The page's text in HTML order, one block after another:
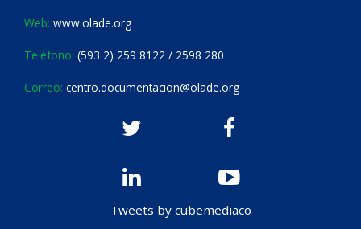
Web: www.olade.org
Teléfono: (593 2) 259 8122 / 2598 280
Correo: centro.documentacion@olade.org
Tweets by cubemediaco